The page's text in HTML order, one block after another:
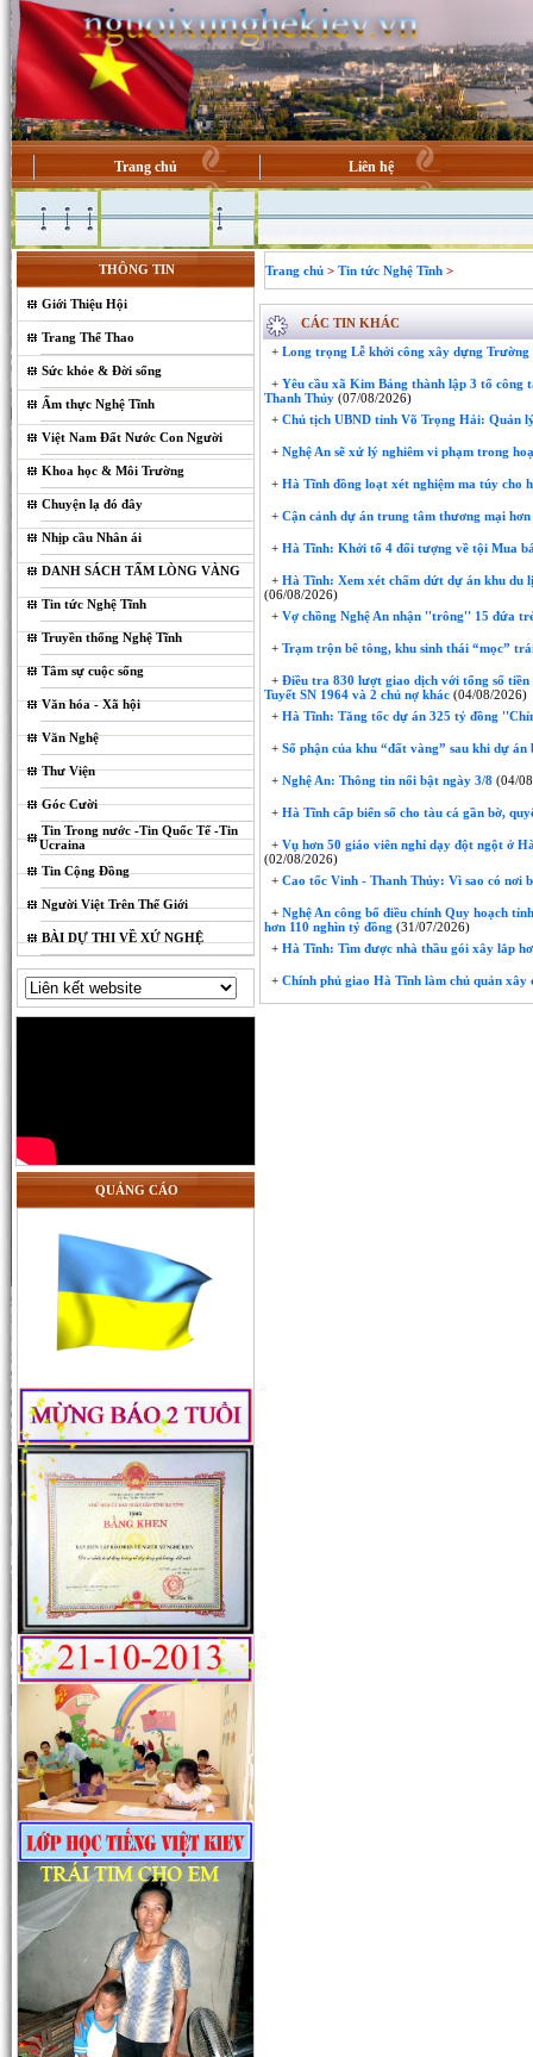
Trang chủ Liên hệ
THÔNG TIN
Giới Thiệu Hội
Trang Thể Thao
Sức khỏe & Đời sống
Ẩm thực Nghệ Tĩnh
Việt Nam Đất Nước Con Người
Khoa học & Môi Trường
Chuyện lạ đó đây
Nhịp cầu Nhân ái
DANH SÁCH TẤM LÒNG VÀNG
Tin tức Nghệ Tĩnh
Truyền thống Nghệ Tĩnh
Tâm sự cuộc sống
Văn hóa - Xã hội
Văn Nghệ
Thư Viện
Góc Cười
Tin Trong nước -Tin Quốc Tế -Tin
Ucraina
Tin Cộng Đồng
Người Việt Trên Thế Giới
BÀI DỰ THI VỀ XỨ NGHỆ
QUẢNG CÁO
Trang chủ > Tin tức Nghệ Tĩnh >
CÁC TIN KHÁC
+ Long trọng Lễ khởi công xây dựng
+ Yêu cầu xã Kim Bảng thành lập 3 tổ công
Thanh Thủy (07/08/2026)
+ Chủ tịch UBND tỉnh Võ Trọng Hải: Quản
+ Nghệ An sẽ xử lý nghiêm vi phạm trong
+ Hà Tĩnh đồng loạt xét nghiệm ma túy cho
+ Cận cảnh dự án trung tâm thương mại
+ Hà Tĩnh: Khởi tố 4 đối tượng về tội Mua
+ Hà Tĩnh: Xem xét chấm dứt dự án khu du
(06/08/2026)
+ Vợ chồng Nghệ An nhận ''trông'' 15 đứa
+ Trạm trộn bê tông, khu sinh thái “mọc”
+ Điều tra 830 lượt giao dịch với tổng số
Tuyết SN 1964 và 2 chủ nợ khác (04/08/2026)
+ Hà Tĩnh: Tăng tốc dự án 325 tỷ đồng
+ Số phận của khu “đất vàng” sau khi dự
+ Nghệ An: Thông tin nổi bật ngày 3/8 (04/
+ Hà Tĩnh cấp biển số cho tàu cá gần bờ,
+ Vụ hơn 50 giáo viên nghỉ dạy đột ngột ở
(02/08/2026)
+ Cao tốc Vinh - Thanh Thủy: Vì sao có nơi
+ Nghệ An công bố điều chỉnh Quy hoạch
hơn 110 nghìn tỷ đồng (31/07/2026)
+ Hà Tĩnh: Tìm được nhà thầu gói xây lắp
+ Chính phủ giao Hà Tĩnh làm chủ quản xây